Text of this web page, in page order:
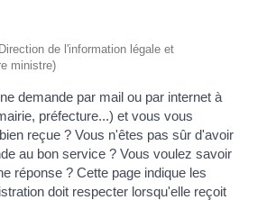
de l'information légale et
ministre)
demande par mail ou par internet à
préfecture...) et vous vous
reçue ? Vous n'êtes pas sûr d'avoir
au bon service ? Vous voulez savoir
réponse ? Cette page indique les
doit respecter lorsqu'elle reçoit